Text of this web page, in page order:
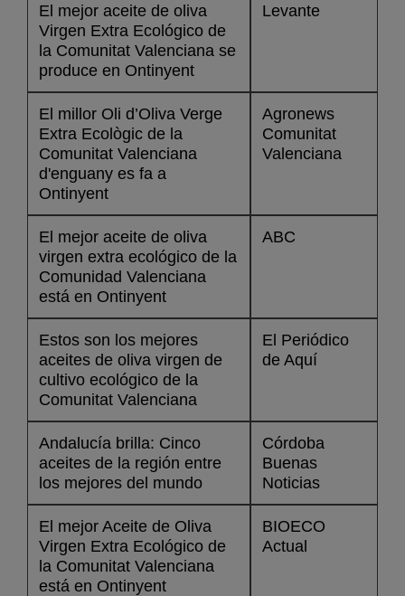
El mejor aceite de oliva
Virgen Extra Ecológico de
la Comunitat Valenciana se
produce en Ontinyent
Levante
El millor Oli d’Oliva Verge
Extra Ecològic de la
Comunitat Valenciana
d'enguany es fa a
Ontinyent
Agronews
Comunitat
Valenciana
El mejor aceite de oliva
virgen extra ecológico de la
Comunidad Valenciana
está en Ontinyent
ABC
Estos son los mejores
aceites de oliva virgen de
cultivo ecológico de la
Comunitat Valenciana
El Periódico
de Aquí
Andalucía brilla: Cinco
aceites de la región entre
los mejores del mundo
Córdoba
Buenas
Noticias
El mejor Aceite de Oliva
Virgen Extra Ecológico de
la Comunitat Valenciana
está en Ontinyent
BIOECO
Actual